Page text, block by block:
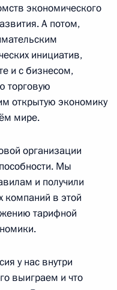
5
экономического
А потом,
инициатив,
и с бизнесом,
торговую
открытую экономику
мире.
организации
Мы
и получили
компаний в этой
тарифной
у нас внутри
выиграем и что